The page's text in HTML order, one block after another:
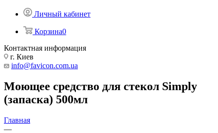
Личный кабинет
Корзина0
Контактная информация
г. Киев
info@favicon.com.ua
Моющее средство для стекол Simply
(запаска) 500мл
Главная
—